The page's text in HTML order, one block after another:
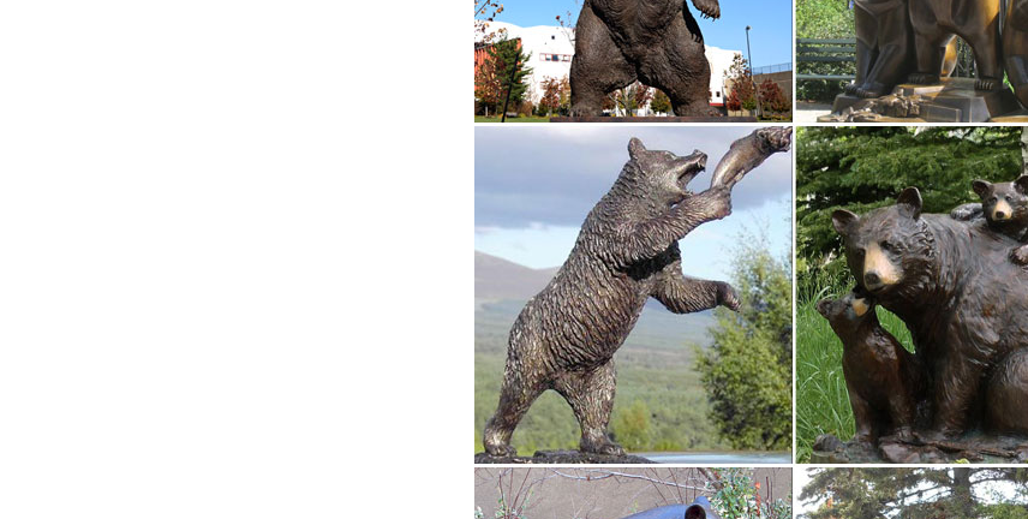
Статуэтки богов и богинь – Купить статуэтки египетских богов…
Древний Египет(36). Русалки(16). 1 2 3 4 5 6 … 26 след >> | показать
торговли" (bronze).1. Традиции дарения 2. Не скромный знак
проигрыватели 6. Глобус-бары…
Скульптуры и статуэтки
Настольные часы. Необычные будильники. Эротические приколы. 8
Агата» – символ 2018 года.650 р. 29%. Скульптуры и статуэтки.
10 самых дорогих скульптур в мире – Интересное и необычное
6. Кикладическая статуэтка (16882500 долларов) Идол считается
попадала на аукцион. Древнее изображение женщины оценочной
10 самых необычных скульптур, которые вас поразят!
Представляете, самой древней скульптуре, найденной
необычные скульптуры со всей планеты.Эти дикие лошади долгое
в период его…
Купить статуэтки в интернет магазине WildBerries.ru